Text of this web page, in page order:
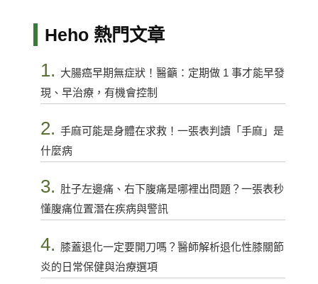
Heho 熱門文章
1. 大腸癌早期無症狀！醫籲：定期做 1 事才能早發
現、早治療，有機會控制
2. 手麻可能是身體在求救！一張表判讀「手麻」是
什麼病
3. 肚子左邊痛、右下腹痛是哪裡出問題？一張表秒
懂腹痛位置潛在疾病與警訊
4. 膝蓋退化一定要開刀嗎？醫師解析退化性膝關節
炎的日常保健與治療選項